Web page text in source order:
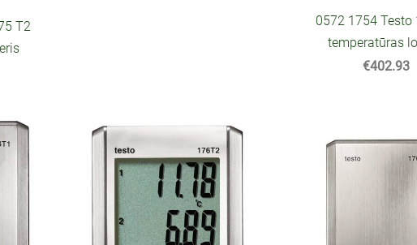
T2
0572 1754 Testo
temperatūras
€402.93